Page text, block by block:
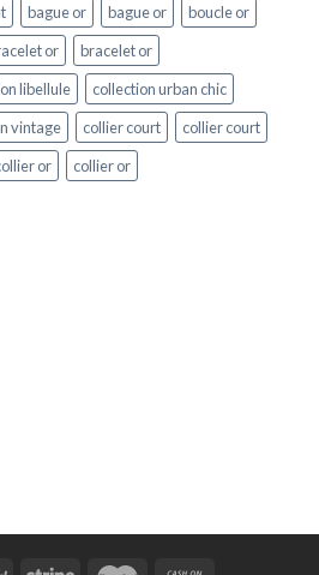
bague or bague or
boucle or
or
bracelet or
libellule
collection urban chic
vintage collier court
collier court
or collier or